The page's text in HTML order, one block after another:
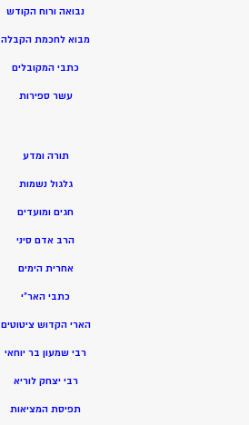
נבואה ורוח הקודש
מבוא לחכמת הקבלה
כתבי המקובלים
עשר ספירות
תורה ומדע
גלגול נשמות
חגים ומועדים
הרב אדם סיני
אחרית הימים
כתבי האר”י
הארי הקדוש ציטוטים
רבי שמעון בר יוחאי
רבי יצחק לוריא
תפיסת המציאות